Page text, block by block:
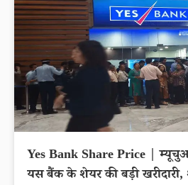
Yes Bank Share Price |
यस बैंक के शेयर की बड़ी